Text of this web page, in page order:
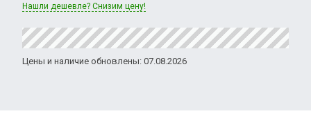
Нашли дешевле? Снизим цену!
Цены и наличие обновлены: 07.08.2026